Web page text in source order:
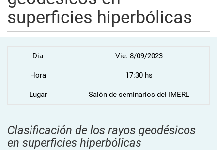
superficies hiperbólicas
Dia Vie. 8/09/2023
Hora 17:30 hs
Lugar Salón de seminarios del IMERL
Clasificación de los rayos geodésicos
en superficies hiperbólicas